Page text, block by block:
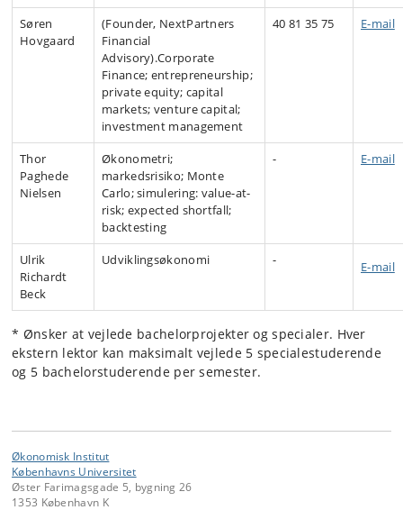
Søren
Hovgaard
(Founder, NextPartners
Financial
Advisory).Corporate
Finance; entrepreneurship;
private equity; capital
markets; venture capital;
investment management
40 81 35 75 E-mail
Thor
Paghede
Nielsen
Økonometri;
markedsrisiko; Monte
Carlo; simulering: value-at-
risk; expected shortfall;
backtesting
- E-mail
Ulrik
Richardt
Beck
Udviklingsøkonomi - E-mail
* Ønsker at vejlede bachelorprojekter og specialer. Hver
ekstern lektor kan maksimalt vejlede 5 specialestuderende
og 5 bachelorstuderende per semester.
Økonomisk Institut
Københavns Universitet
Øster Farimagsgade 5, bygning 26
1353 København K